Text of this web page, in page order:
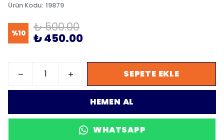
Ürün Kodu: 19879
%10 ₺ 500.00
₺ 450.00
SEPETE EKLE
HEMEN AL
WHATSAPP